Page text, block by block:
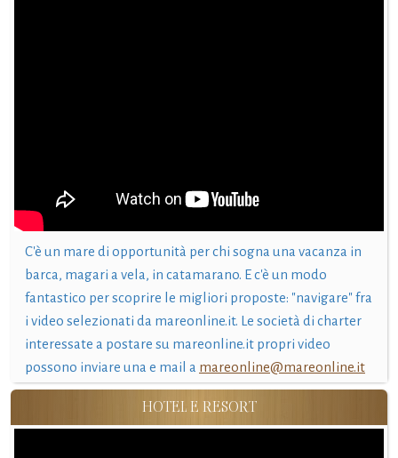
C'è un mare di opportunità per chi sogna una vacanza in
barca, magari a vela, in catamarano. E c'è un modo
fantastico per scoprire le migliori proposte: "navigare" fra
i video selezionati da mareonline.it. Le società di charter
interessate a postare su mareonline.it propri video
possono inviare una e mail a mareonline@mareonline.it
HOTEL E RESORT